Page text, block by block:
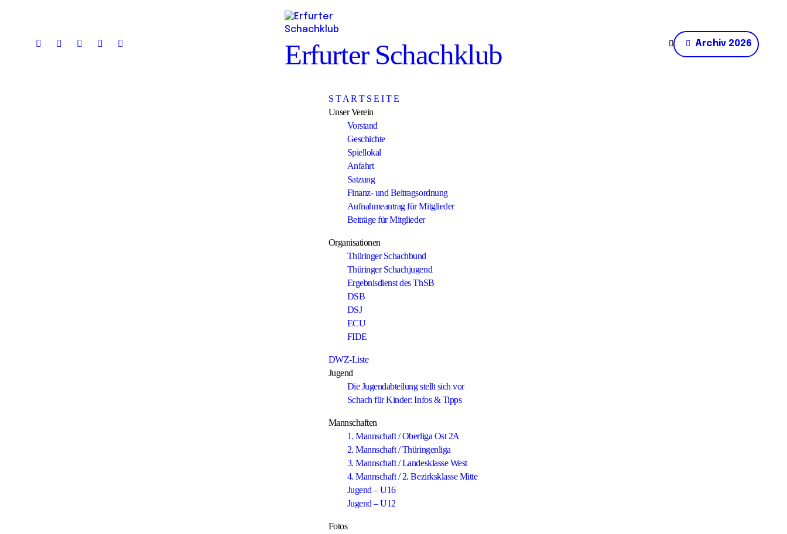
Erfurter Schachklub Archiv 2026
S T A R T S E I T E
Unser Verein
Vorstand
Geschichte
Spiellokal
Anfahrt
Satzung
Finanz- und Beitragsordnung
Aufnahmeantrag für Mitglieder
Beiträge für Mitglieder
Organisationen
Thüringer Schachbund
Thüringer Schachjugend
Ergebnisdienst des ThSB
DSB
DSJ
ECU
FIDE
DWZ-Liste
Jugend
Die Jugendabteilung stellt sich vor
Schach für Kinder: Infos & Tipps
Mannschaften
1. Mannschaft / Oberliga Ost 2A
2. Mannschaft / Thüringenliga
3. Mannschaft / Landesklasse West
4. Mannschaft / 2. Bezirksklasse Mitte
Jugend – U16
Jugend – U12
Fotos